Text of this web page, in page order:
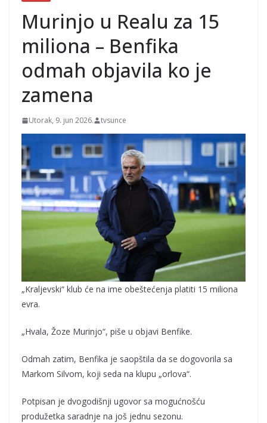
Murinjo u Realu za 15
miliona – Benfika
odmah objavila ko je
zamena
Utorak, 9. jun 2026. tvsunce
„Kraljevski“ klub će na ime obeštećenja platiti 15 miliona
evra.
„Hvala, Žoze Murinjo“, piše u objavi Benfike.
Odmah zatim, Benfika je saopštila da se dogovorila sa
Markom Silvom, koji seda na klupu „orlova“.
Potpisan je dvogodišnji ugovor sa mogućnošću
produžetka saradnje na još jednu sezonu.